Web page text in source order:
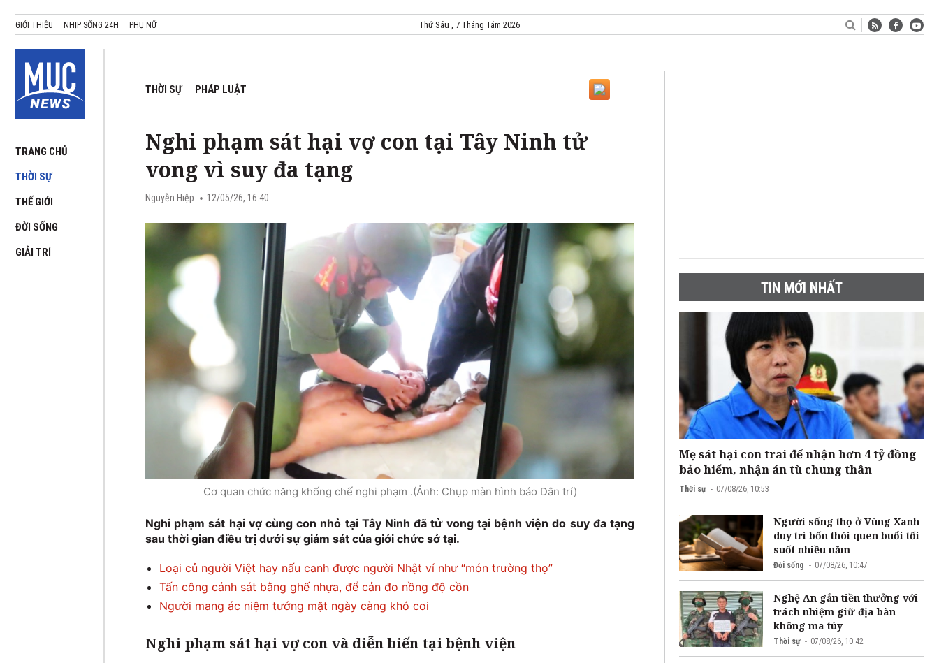
GIỚI THIỆU NHỊP SỐNG 24H PHỤ NỮ Thứ Sáu , 7 Tháng Tám 2026
TRANG CHỦ
THỜI SỰ
THẾ GIỚI
ĐỜI SỐNG
GIẢI TRÍ
THỜI SỰ PHÁP LUẬT
Nghi phạm sát hại vợ con tại Tây Ninh tử
vong vì suy đa tạng
Nguyễn Hiệp 12/05/26, 16:40
Cơ quan chức năng khống chế nghi phạm .(Ảnh: Chụp màn hình báo Dân trí)
Nghi phạm sát hại vợ cùng con nhỏ tại Tây Ninh đã tử vong tại bệnh viện do suy đa tạng
sau thời gian điều trị dưới sự giám sát của giới chức sở tại.
Loại củ người Việt hay nấu canh được người Nhật ví như “món trường thọ”
Tấn công cảnh sát bằng ghế nhựa, để cản đo nồng độ cồn
Người mang ác niệm tướng mặt ngày càng khó coi
Nghi phạm sát hại vợ con và diễn biến tại bệnh viện
TIN MỚI NHẤT
Mẹ sát hại con trai để nhận hơn 4 tỷ đồng
bảo hiểm, nhận án tù chung thân
Thời sự 07/08/26, 10:53
Người sống thọ ở Vùng Xanh
duy trì bốn thói quen buổi tối
suốt nhiều năm
Đời sống 07/08/26, 10:47
Nghệ An gắn tiền thưởng với
trách nhiệm giữ địa bàn
không ma túy
Thời sự 07/08/26, 10:42